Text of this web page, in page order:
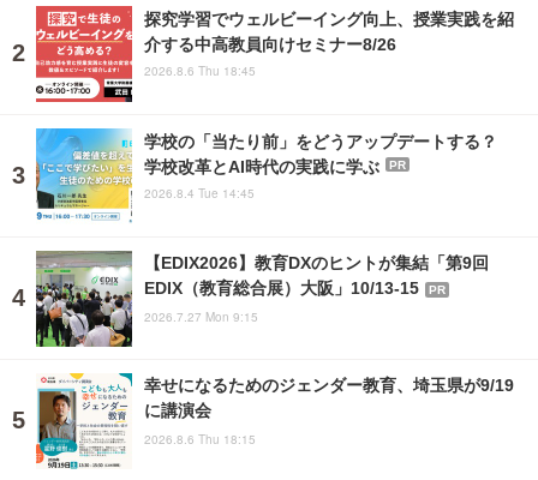
探究学習でウェルビーイング向上、授業実践を紹
介する中高教員向けセミナー8/26
2026.8.6 Thu 18:45
学校の「当たり前」をどうアップデートする？
学校改革とAI時代の実践に学ぶ
PR
2026.8.4 Tue 14:45
【EDIX2026】教育DXのヒントが集結「第9回
EDIX（教育総合展）大阪」10/13-15
PR
2026.7.27 Mon 9:15
幸せになるためのジェンダー教育、埼玉県が9/19
に講演会
2026.8.6 Thu 18:15